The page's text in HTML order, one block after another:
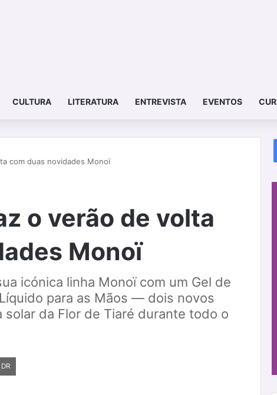
CULTURA LITERATURA ENTREVISTA EVENTOS
com duas novidades Monoï
o verão de volta
Monoï
icónica linha Monoï com um Gel de
para as Mãos — dois novos
solar da Flor de Tiaré durante todo o